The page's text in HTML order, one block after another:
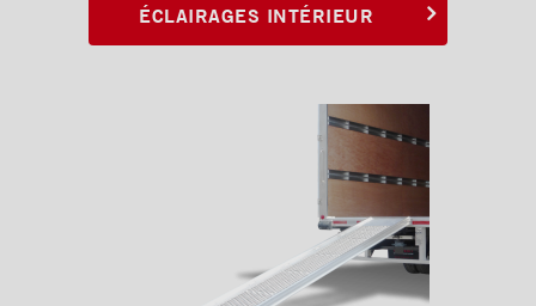
ÉCLAIRAGES INTÉRIEUR